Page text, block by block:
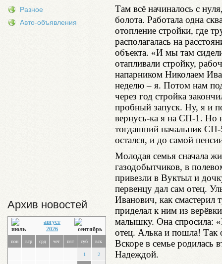
Разное
Авто-объявления
Архив новостей
август
2026
пон втр срд чет пят суб вск
1 2
Там всё начиналось с
болота. Работала одна
отопление стройки, где
располагалась на
объекта. «И мы там
отапливали стройку,
напарником Николаем
неделю – я. Потом нам
через год стройка
пробный запуск. Ну, я и
вернусь-ка я на СП-1. Но
тогдашний начальник
остался, и до самой
Молодая семья сначала
газодобытчиков, в
привезли в Вуктыл и
первенцу дал сам отец.
Иванович, как смастерил
приделал к ним из
малышку. Она спросила:
отец. Алька и пошла! Так
Вскоре в семье родилась
Надеждой.